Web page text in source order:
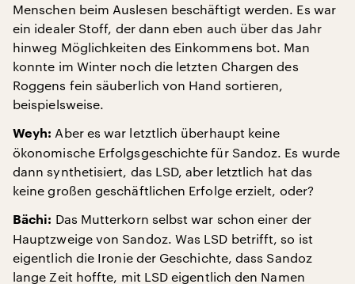
Menschen beim Auslesen beschäftigt werden. Es war
ein idealer Stoff, der dann eben auch über das Jahr
hinweg Möglichkeiten des Einkommens bot. Man
konnte im Winter noch die letzten Chargen des
Roggens fein säuberlich von Hand sortieren,
beispielsweise.
Weyh: Aber es war letztlich überhaupt keine
ökonomische Erfolgsgeschichte für Sandoz. Es wurde
dann synthetisiert, das LSD, aber letztlich hat das
keine großen geschäftlichen Erfolge erzielt, oder?
Bächi: Das Mutterkorn selbst war schon einer der
Hauptzweige von Sandoz. Was LSD betrifft, so ist
eigentlich die Ironie der Geschichte, dass Sandoz
lange Zeit hoffte, mit LSD eigentlich den Namen